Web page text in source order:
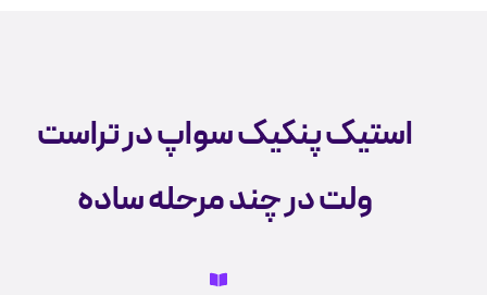
استیک پنکیک سواپ در تراست
ولت در چند مرحله ساده